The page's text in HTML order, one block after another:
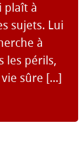
plaît à
sujets. Lui
à
les périls,
sûre [...]